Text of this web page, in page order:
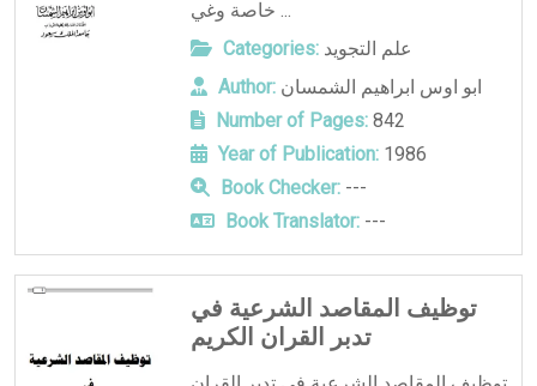
خاصة وغي ...
Categories: علم التجويد
Author: ابو اوس ابراهيم الشمسان
Number of Pages:842
Year of Publication:1986
Book Checker:---
Book Translator:---
توظيف المقاصد الشرعية في
تدبر القران الكريم